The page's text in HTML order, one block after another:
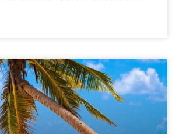
pirámides de Chichén-Itzá, Tulúm y